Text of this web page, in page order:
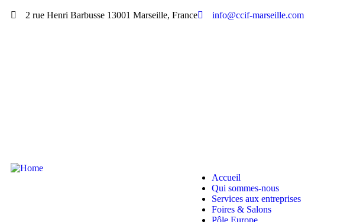
2 rue Henri Barbusse 13001 Marseille, France
info@ccif-marseille.com
Accueil
Qui sommes-nous
Services aux entreprises
Foires & Salons
Pôle Europe